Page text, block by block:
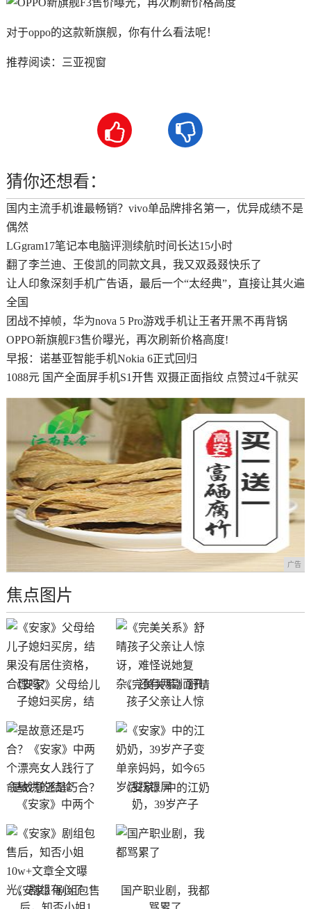
对于oppo的这款新旗舰，你有什么看法呢！
推荐阅读： 三亚视窗
 
猜你还想看：
国内主流手机谁最畅销？vivo单品牌排名第一，优异成绩不是
偶然
LGgram17笔记本电脑评测续航时间长达15小时
翻了李兰迪、王俊凯的同款文具，我又双叒叕快乐了
让人印象深刻手机广告语，最后一个“太经典”，直接让其火遍
全国
团战不掉帧，华为nova 5 Pro游戏手机让王者开黑不再背锅
OPPO新旗舰F3售价曝光，再次刷新价格高度!
早报：诺基亚智能手机Nokia 6正式回归
1088元 国产全面屏手机S1开售 双摄正面指纹 点赞过4千就买
广告
焦点图片
《安家》父母给儿
子媳妇买房，结
《完美关系》舒晴
孩子父亲让人惊
是故意还是巧合？
《安家》中两个
《安家》中的江奶
奶，39岁产子
《安家》剧组包售
国产职业剧，我都